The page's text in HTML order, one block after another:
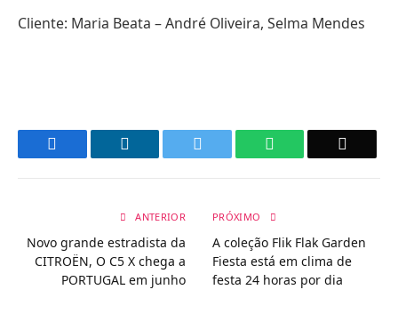
Cliente: Maria Beata – André Oliveira, Selma Mendes
WhatsApp
ANTERIOR
Novo grande estradista da
CITROËN, O C5 X chega a
PORTUGAL em junho
PRÓXIMO
A coleção Flik Flak Garden
Fiesta está em clima de
festa 24 horas por dia